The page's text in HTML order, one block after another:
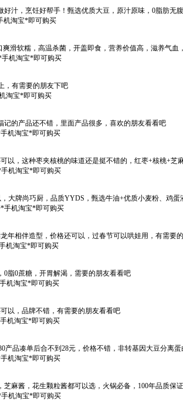
汁，烹饪好帮手！甄选优质大豆，原汁原味，0脂肪无
机淘宝*即可购买
滑软糯，高温杀菌，开盖即食，营养价值高，滋养气血
手机淘宝*即可购买
，有需要的朋友下吧
淘宝*即可购买
记的产品还不错，里面产品很多，喜欢的朋友看看吧
手机淘宝*即可购买
以，这种枣夹核桃的味道还是挺不错的，红枣+核桃+
手机淘宝*即可购买
大牌尚巧厨，品质YYDS，甄选牛油+优质小麦粉、鸡
*手机淘宝*即可购买
年相伴造型，价格还可以，过春节可以哄娃用，有需要
机淘宝*即可购买
0脂0蔗糖，开胃解渴，需要的朋友看看吧
机淘宝*即可购买
以，品牌不错，有需要的朋友看看吧
机淘宝*即可购买
产品凑单后合不到28元，价格不错，非转基因大豆分
机淘宝*即可购买
麻酱，花生颗粒酱都可以选，火锅必备，100年品质
手机淘宝*即可购买